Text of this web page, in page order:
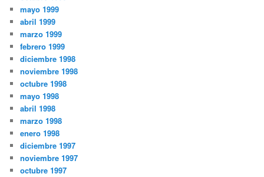
mayo 1999
abril 1999
marzo 1999
febrero 1999
diciembre 1998
noviembre 1998
octubre 1998
mayo 1998
abril 1998
marzo 1998
enero 1998
diciembre 1997
noviembre 1997
octubre 1997